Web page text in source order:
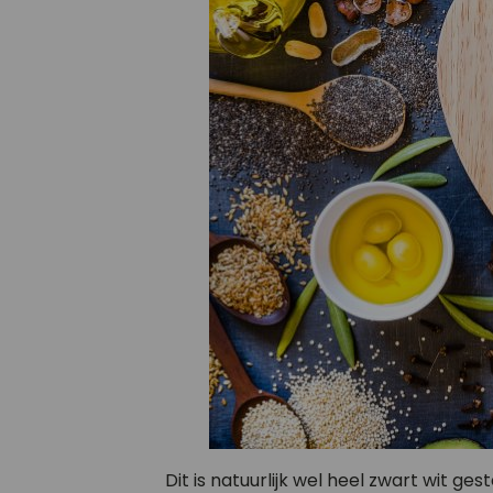
Dit is natuurlijk wel heel zwart wit